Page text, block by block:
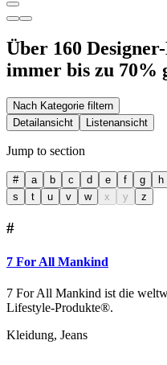
Über 160
immer bis zu 70%
Nach Kategorie filtern
Detailansicht
Listenansicht
Jump to section
# a b c d e f g h
s
t u v w x y z
#
7 For All Mankind
7 For All Mankind ist die
Lifestyle-Produkte®.
Kleidung, Jeans